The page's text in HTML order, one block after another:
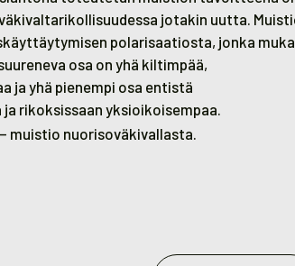
jotakin uutta.
polarisaatiosta, jonka
osa on yhä kiltimpää,
ja yhä pienempi osa entistä
rikoksissaan yksioikoisempaa.
nuorisoväkivallasta.